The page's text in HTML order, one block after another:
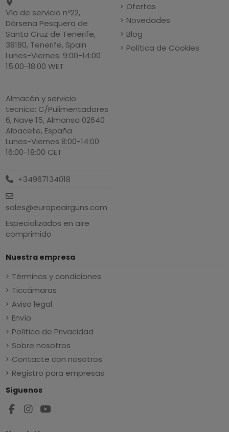
Vía de servicio nº22,
Dársena Pesquera de
Santa Cruz de Tenerife,
38180, Tenerife, Spain
Lunes-Viernes: 9:00-14:00
15:00-18:00 WET
Almacén y servicio
tecnico: C/Pulimentadores
6, Nave 15, Almansa 02640
Albacete, España
Lunes-Viernes 8:00-14:00
16:00-18:00 CET
+34967134018
sales@europeairguns.com
Especializados en aire
comprimido
Ofertas
Novedades
Blog
Política de Cookies
Nuestra empresa
Términos y condiciones
Ticcámaras
Aviso legal
Envío
Política de Privacidad
Sobre nosotros
Contacte con nosotros
Registro para empresas
Síguenos